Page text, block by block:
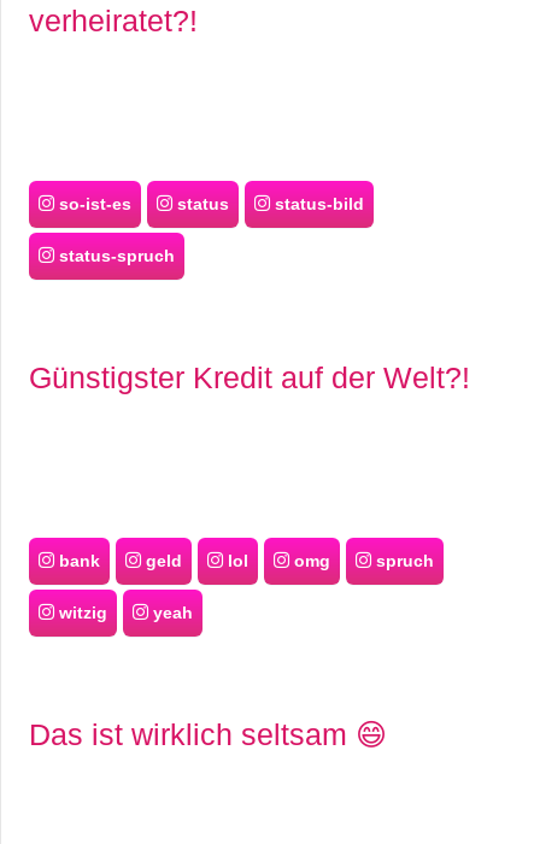
verheiratet?!
so-ist-es status status-bild
status-spruch
Günstigster Kredit auf der Welt?!
bank geld lol omg spruch
witzig yeah
Das ist wirklich seltsam 😄